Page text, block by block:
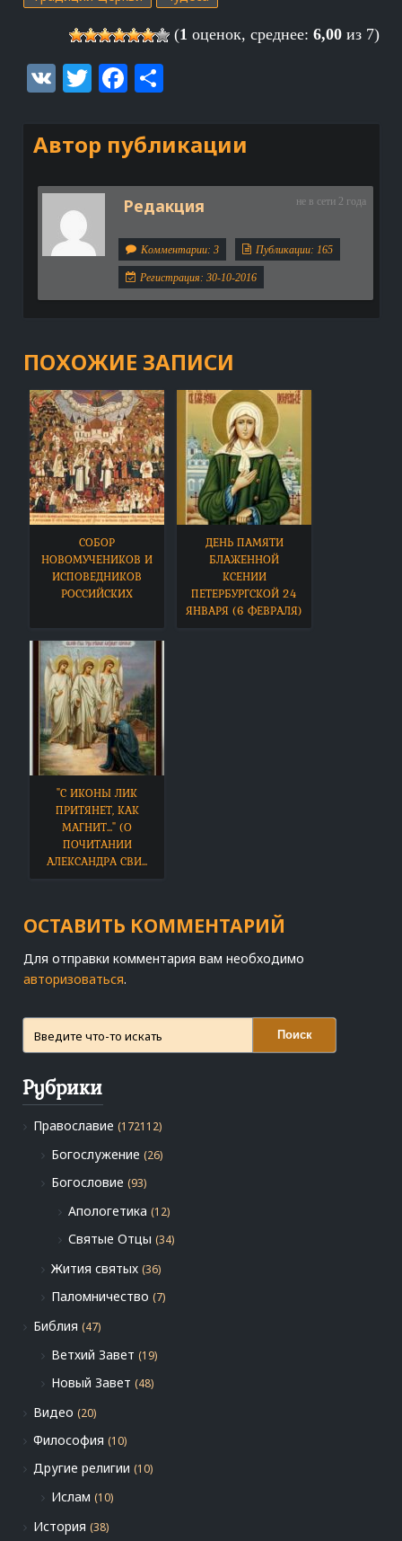
(1 оценок, среднее: 6,00 из 7)
VK TwitterFacebook
Автор публикации
не в сети 2 года
Редакция
Комментарии: 3 Публикации: 165
Регистрация: 30-10-2016
ПОХОЖИЕ ЗАПИСИ
СОБОР
НОВОМУЧЕНИКОВ И
ИСПОВЕДНИКОВ
РОССИЙСКИХ
ДЕНЬ ПАМЯТИ
БЛАЖЕННОЙ
КСЕНИИ
ПЕТЕРБУРГСКОЙ 24
ЯНВАРЯ (6 ФЕВРАЛЯ)
"С ИКОНЫ ЛИК
ПРИТЯНЕТ, КАК
МАГНИТ..." (О
ПОЧИТАНИИ
АЛЕКСАНДРА СВИ...
ОСТАВИТЬ КОММЕНТАРИЙ
Для отправки комментария вам необходимо
авторизоваться.
Поиск
Рубрики
Православие (172112)
Богослужение (26)
Богословие (93)
Апологетика (12)
Святые Отцы (34)
Жития святых (36)
Паломничество (7)
Библия (47)
Ветхий Завет (19)
Новый Завет (48)
Видео (20)
Философия (10)
Другие религии (10)
Ислам (10)
История (38)